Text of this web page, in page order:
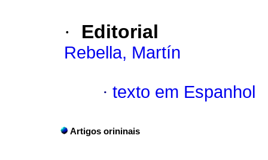
· Editorial
Rebella, Martín
· texto em Espanhol
Artigos orininais